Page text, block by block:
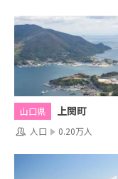
山口県 上関町
人口 0.20万人